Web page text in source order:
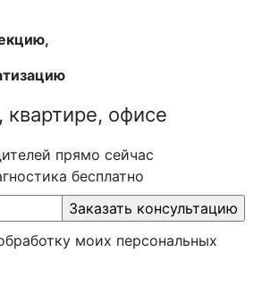
офисе
прямо сейчас
бесплатно
моих персональных